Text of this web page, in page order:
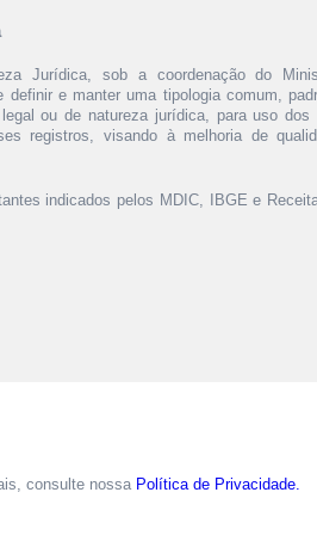
Jurídica, sob a coordenação do
e manter uma tipologia comum,
ou de natureza jurídica, para uso dos
registros, visando à melhoria de
indicados pelos MDIC, IBGE e
consulte nossa Política de Privacidade.